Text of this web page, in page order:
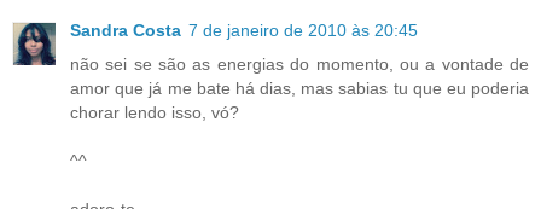
Sandra Costa 7 de janeiro de 2010 às 20:45
não sei se são as energias do momento, ou a vontade de
amor que já me bate há dias, mas sabias tu que eu poderia
chorar lendo isso, vó?
^^